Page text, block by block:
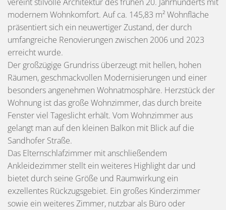
vereint stilvolle Architektur des frühen 20. Jahrhunderts mit
modernem Wohnkomfort. Auf ca. 145,83 m² Wohnfläche
präsentiert sich ein neuwertiger Zustand, der durch
umfangreiche Renovierungen zwischen 2006 und 2023
erreicht wurde.
Der großzügige Grundriss überzeugt mit hellen, hohen
Räumen, geschmackvollen Modernisierungen und einer
besonders angenehmen Wohnatmosphäre. Herzstück der
Wohnung ist das große Wohnzimmer, das durch breite
Fenster viel Tageslicht erhält. Vom Wohnzimmer aus
gelangt man auf den kleinen Balkon mit Blick auf die
Sandhofer Straße.
Das Elternschlafzimmer mit anschließendem
Ankleidezimmer stellt ein weiteres Highlight dar und
bietet durch seine Größe und Raumwirkung ein
exzellentes Rückzugsgebiet. Ein großes Kinderzimmer
sowie ein weiteres Zimmer, nutzbar als Büro oder